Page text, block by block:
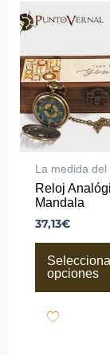
La medida del
Reloj
Mandala
37,13€
opciones
producto
variantes.
Las
opciones
se
pueden
elegir
en
la
de
producto